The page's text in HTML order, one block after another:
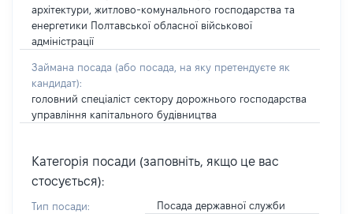
архітектури, житлово-комунального господарства та
енергетики Полтавської обласної військової
адміністрації
Займана посада (або посада, на яку претендуєте як
кандидат):
головний спеціаліст сектору дорожнього господарства
управління капітального будівництва
Категорія посади (заповніть, якщо це вас
стосується):
Тип посади: Посада державної служби